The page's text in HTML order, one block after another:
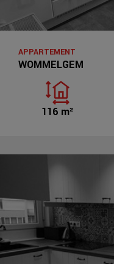
WOMMELGEM
APPARTEMENT
116 m²